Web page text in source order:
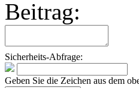
Beitrag:
Sicherheits-Abfrage:
Geben Sie die Zeichen aus dem